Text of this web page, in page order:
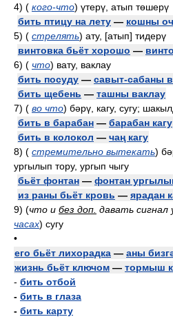
4) ( кого-что) үтерү, атып төшерү
бить птицу на лету — кошны
5) ( стрелять) ату, [атып] тидерү
винтовка бьёт хорошо —
6) ( что) вату, ваклау
бить посуду — савыт-сабаны
бить щебень — ташны ваклау
7) ( во что) бәрү, кагу, сугу;
бить в барабан — барабан кагу
бить в колокол — чаң кагу
8) ( стремительно вытекать)
ургылып тору, ургып чыгу
бьёт фонтан — фонтан
из раны бьёт кровь — ярадан
9) (что и без доп. давать сигнал
часах) сугу
•
его бьёт лихорадка — аны
жизнь бьёт ключом — тормыш
- бить отбой
- бить в глаза
- бить карту